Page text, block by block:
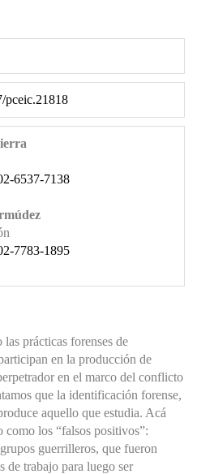
pceic.21818
6537-7138
7783-1895
prácticas forenses de
en la producción de
en el marco del conflicto
que la identificación forense,
aquello que estudia. Acá
como los “falsos positivos”:
guerrilleros, que fueron
de trabajo para luego ser